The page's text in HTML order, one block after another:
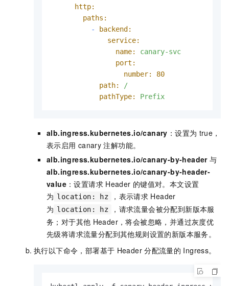
http:
paths:
-
backend:
service:
name:
canary-svc
port:
number:
80
path:
/
pathType:
Prefix
alb.ingress.kubernetes.io/canary ：设置为 true ，
表示启用 canary 注解功能。
alb.ingress.kubernetes.io/canary-by-header 与
alb.ingress.kubernetes.io/canary-by-header-
value ：设置请求 Header 的键值对。本文设置
为 location: hz ，表示请求 Header
为 location: hz
，请求流量会被分配到新版本服
务；对于其他 Header，将会被忽略，并通过灰度优
先级将请求流量分配到其他规则设置的新版本服务。
执行以下命令，部署基于 Header 分配流量的 Ingress。